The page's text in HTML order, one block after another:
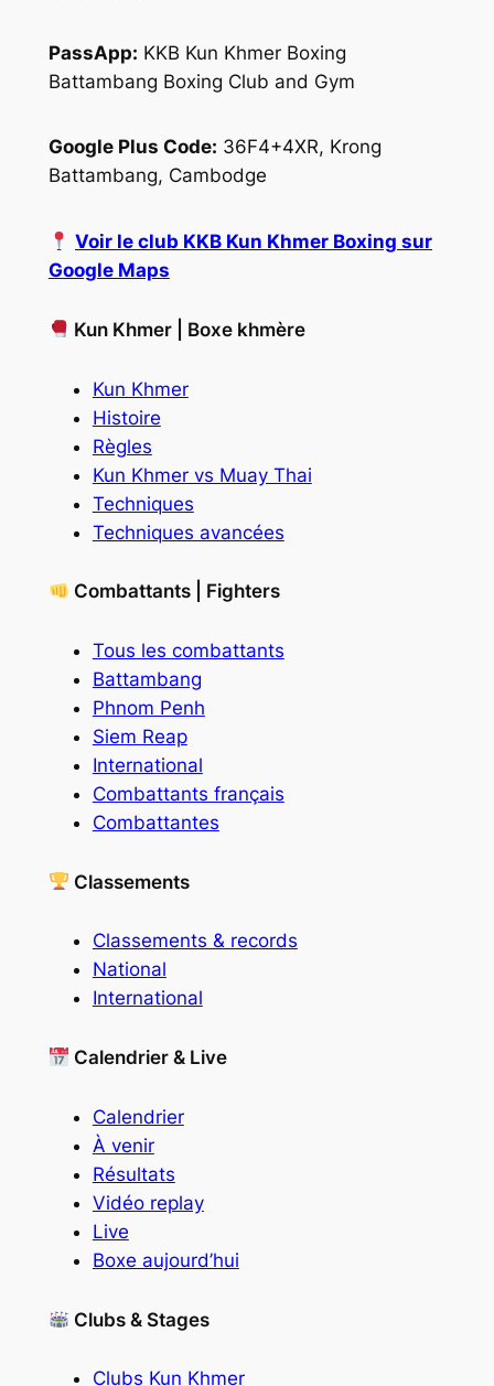
PassApp: KKB Kun Khmer Boxing
Battambang Boxing Club and Gym
Google Plus Code: 36F4+4XR, Krong
Battambang, Cambodge
Voir le club KKB Kun Khmer Boxing sur
Google Maps
Kun Khmer | Boxe khmère
Kun Khmer
Histoire
Règles
Kun Khmer vs Muay Thai
Techniques
Techniques avancées
Combattants | Fighters
Tous les combattants
Battambang
Phnom Penh
Siem Reap
International
Combattants français
Combattantes
Classements
Classements & records
National
International
Calendrier & Live
Calendrier
À venir
Résultats
Vidéo replay
Live
Boxe aujourd’hui
Clubs & Stages
Clubs Kun Khmer